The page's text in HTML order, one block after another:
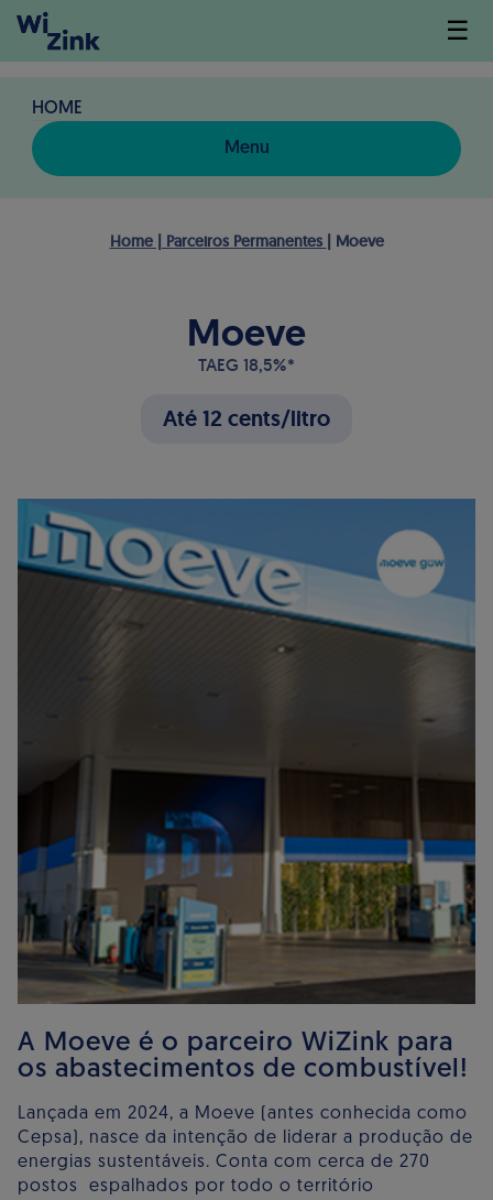
☰
HOME
Menu
Home | Parceiros Permanentes | Moeve
Moeve
TAEG 18,5%*
Até 12 cents/litro
A Moeve é o parceiro WiZink para
os abastecimentos de combustível!
Lançada em 2024, a Moeve (antes conhecida como
Cepsa), nasce da intenção de liderar a produção de
energias sustentáveis. Conta com cerca de 270
postos espalhados por todo o território